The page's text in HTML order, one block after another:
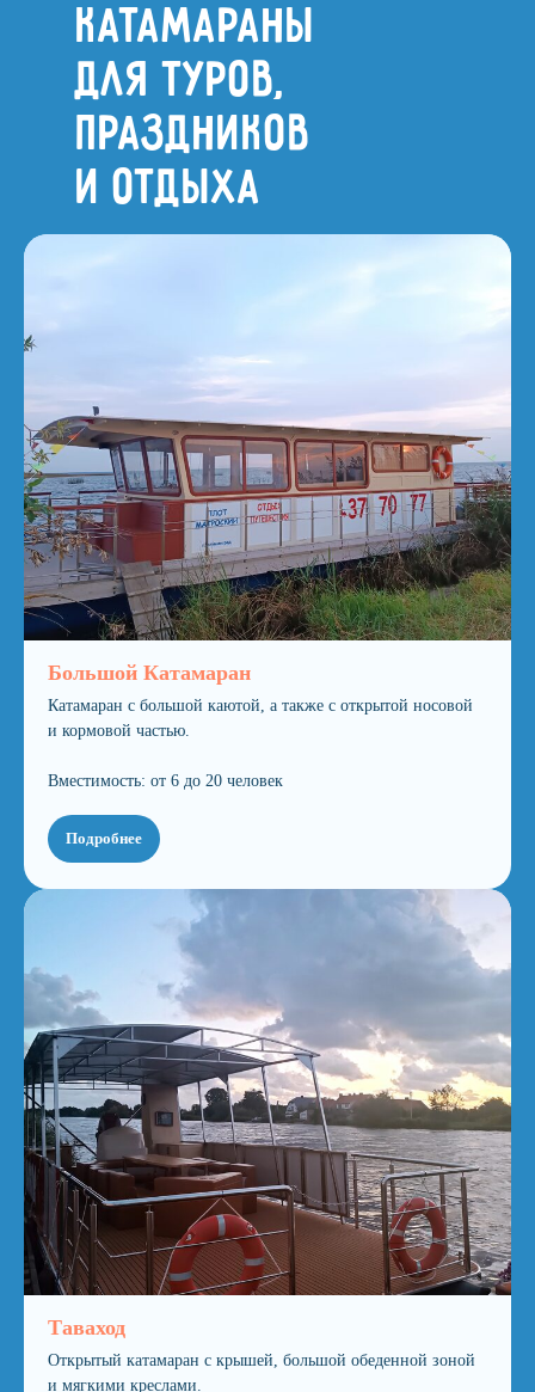
Катамараны
для туров,
праздников
и отдыха
Большой Катамаран
Катамаран с большой каютой, а также с открытой носовой
и кормовой частью.
Вместимость: от 6 до 20 человек
Подробнее
Таваход
Открытый катамаран с крышей, большой обеденной зоной
и мягкими креслами.